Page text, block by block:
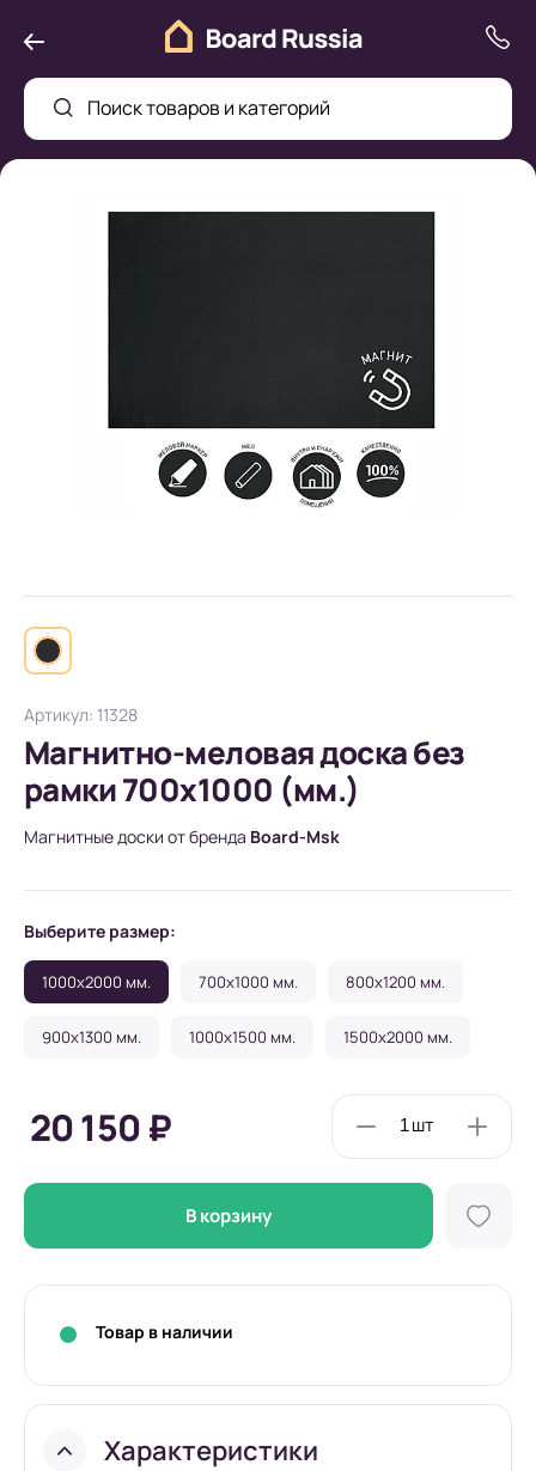
Поиск товаров и категорий
Артикул: 11328
Магнитно-меловая доска без
рамки 700х1000 (мм.)
Магнитные доски от бренда Board-Msk
Выберите размер:
1000x2000 мм. 700x1000 мм. 800x1200 мм.
900x1300 мм. 1000x1500 мм. 1500x2000 мм.
20 150 ₽
В корзину
Товар в наличии
Характеристики